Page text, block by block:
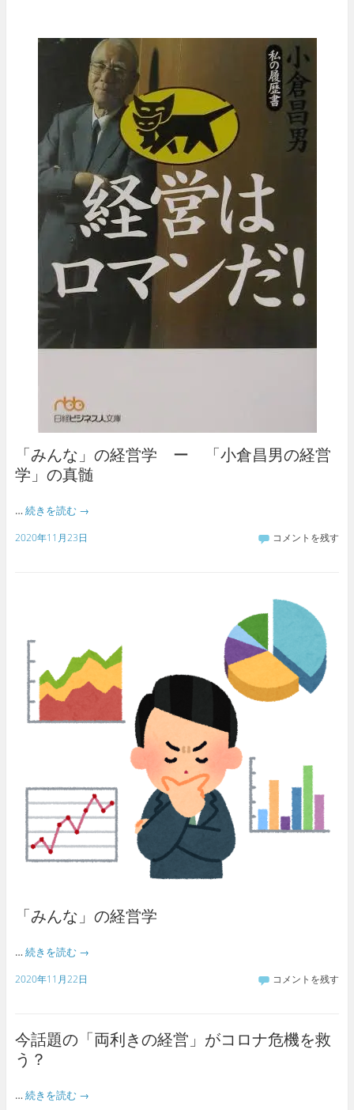
「みんな」の経営学 ー 「小倉昌男の経営
学」の真髄
… 続きを読む →
2020年11月23日 コメントを残す
「みんな」の経営学
… 続きを読む →
2020年11月22日 コメントを残す
今話題の「両利きの経営」がコロナ危機を救
う？
… 続きを読む →